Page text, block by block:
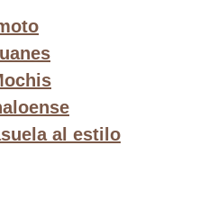
al estilo